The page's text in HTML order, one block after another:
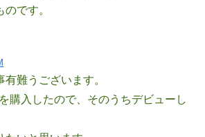
です。
難うございます。
購入したので、そのうちデビューし